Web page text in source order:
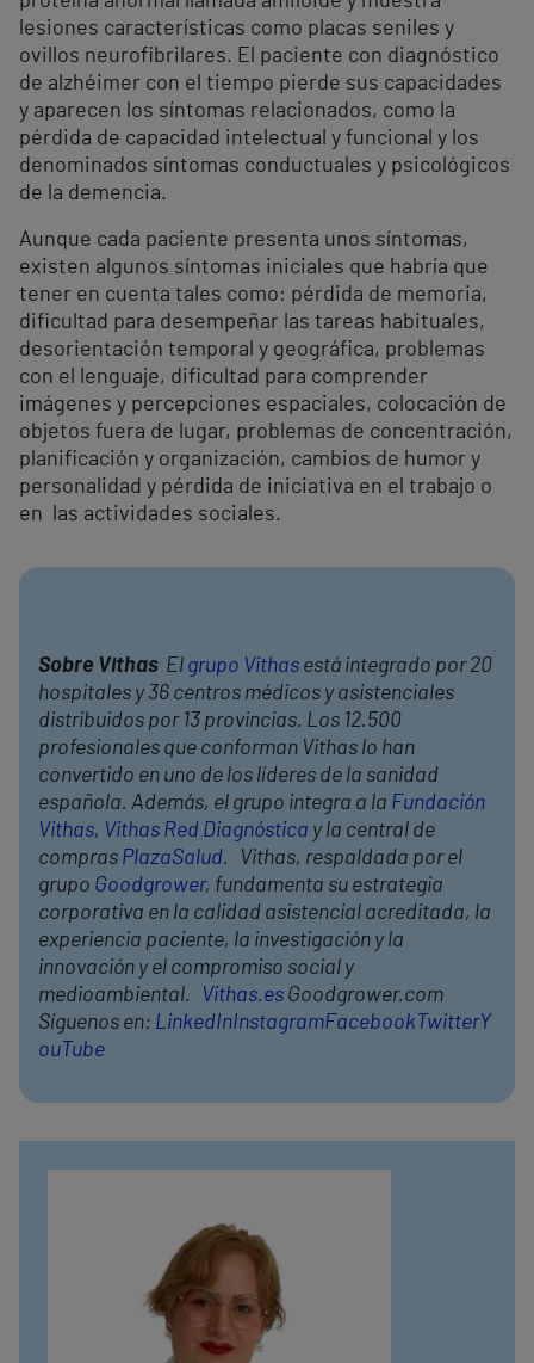
lesiones características como placas seniles y
ovillos neurofibrilares. El paciente con diagnóstico
de alzhéimer con el tiempo pierde sus capacidades
y aparecen los síntomas relacionados, como la
pérdida de capacidad intelectual y funcional y los
denominados síntomas conductuales y psicológicos
de la demencia.
Aunque cada paciente presenta unos síntomas,
existen algunos síntomas iniciales que habría que
tener en cuenta tales como: pérdida de memoria,
dificultad para desempeñar las tareas habituales,
desorientación temporal y geográfica, problemas
con el lenguaje, dificultad para comprender
imágenes y percepciones espaciales, colocación de
objetos fuera de lugar, problemas de concentración,
planificación y organización, cambios de humor y
personalidad y pérdida de iniciativa en el trabajo o
en las actividades sociales.
Sobre Vithas El grupo Vithas está integrado por 20
hospitales y 36 centros médicos y asistenciales
distribuidos por 13 provincias. Los 12.500
profesionales que conforman Vithas lo han
convertido en uno de los líderes de la sanidad
española. Además, el grupo integra a la Fundación
Vithas, Vithas Red Diagnóstica y la central de
compras PlazaSalud. Vithas, respaldada por el
grupo Goodgrower, fundamenta su estrategia
corporativa en la calidad asistencial acreditada, la
experiencia paciente, la investigación y la
innovación y el compromiso social y
medioambiental.
Vithas.es Goodgrower.com
Síguenos en: LinkedInInstagramFacebook TwitterY
ouTube